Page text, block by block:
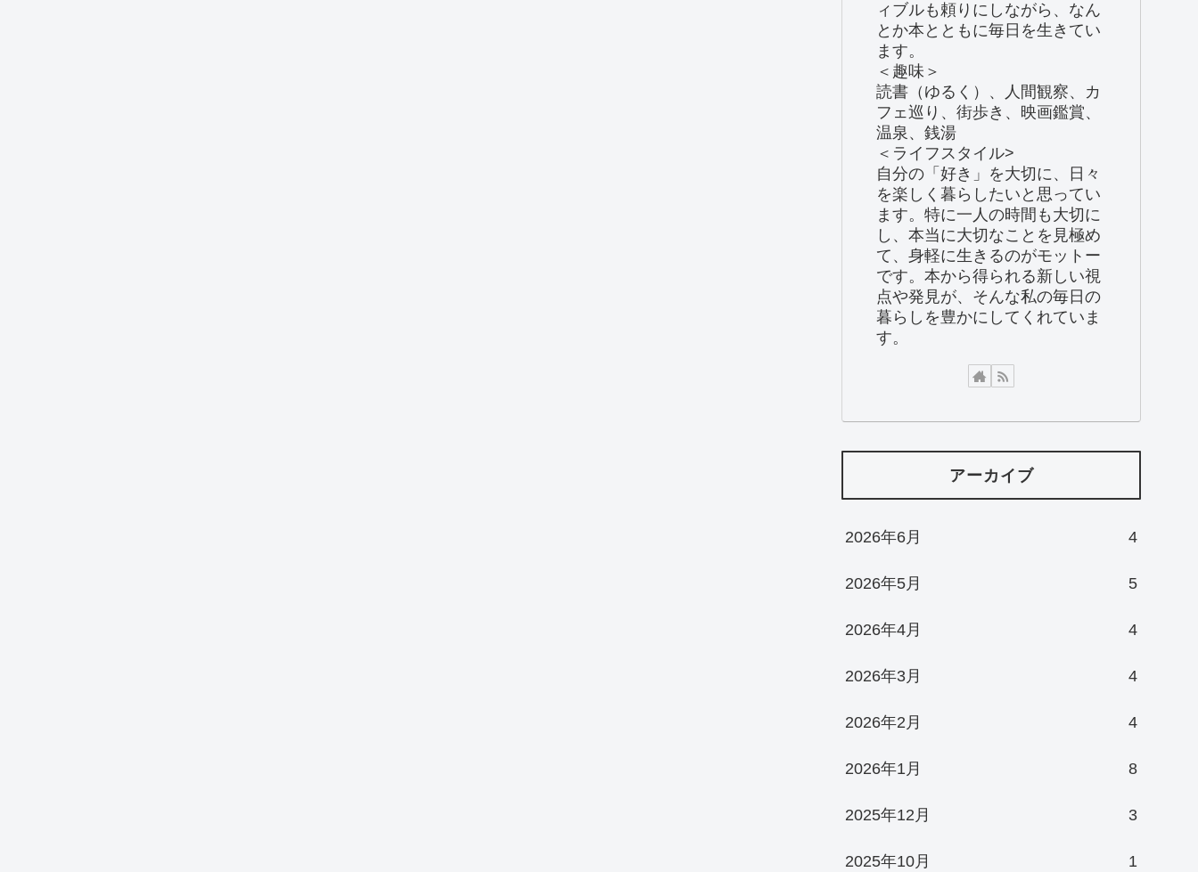
ィブルも頼りにしながら、なん
とか本とともに毎日を生きてい
ます。
＜趣味＞
読書（ゆるく）、人間観察、カ
フェ巡り、街歩き、映画鑑賞、
温泉、銭湯
＜ライフスタイル>
自分の「好き」を大切に、日々
を楽しく暮らしたいと思ってい
ます。特に一人の時間も大切に
し、本当に大切なことを見極め
て、身軽に生きるのがモットー
です。本から得られる新しい視
点や発見が、そんな私の毎日の
暮らしを豊かにしてくれていま
す。
アーカイブ
2026年6月 4
2026年5月 5
2026年4月 4
2026年3月 4
2026年2月 4
2026年1月 8
2025年12月 3
2025年10月 1